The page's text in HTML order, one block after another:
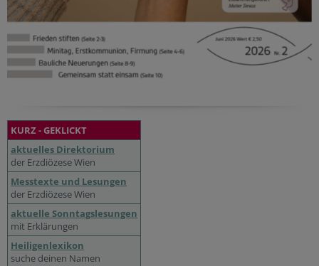
KURZ - GEKLICKT
aktuelles Direktorium
der Erzdiözese Wien
Messtexte und Lesungen
der Erzdiözese Wien
aktuelle Sonntagslesungen
mit Erklärungen
Heiligenlexikon
suche deinen Namen